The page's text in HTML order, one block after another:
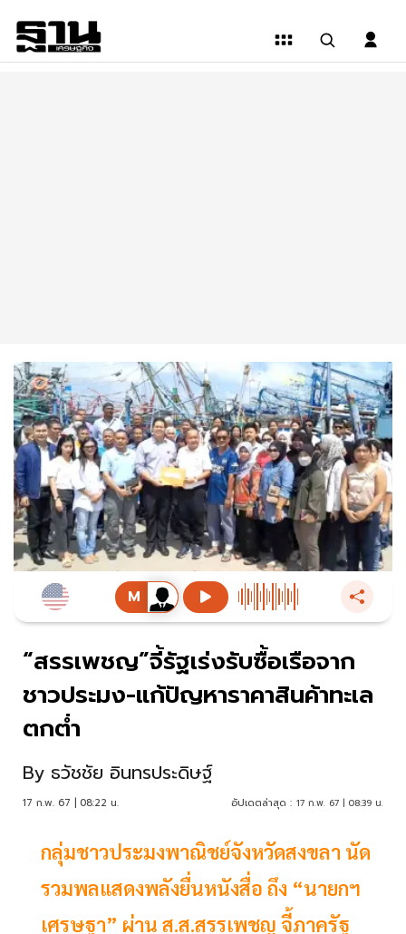
“สรรเพชญ”จี้รัฐเร่งรับซื้อเรือจาก
ชาวประมง-แก้ปัญหาราคาสินค้าทะเล
ตกต่ำ
By ธวัชชัย อินทรประดิษฐ์
17 ก.พ. 67 | 08:22 น. อัปเดตล่าสุด : 17 ก.พ. 67 | 08:39 น.
กลุ่มชาวประมงพาณิชย์จังหวัดสงขลา นัด
รวมพลแสดงพลังยื่นหนังสื่อ ถึง “นายกฯ
เศรษฐา” ผ่าน ส.ส.สรรเพชญ จี้ภาครัฐ